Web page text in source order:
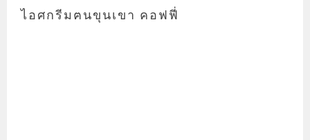
ไอศกรีมฅนขุนเขา คอฟฟี่